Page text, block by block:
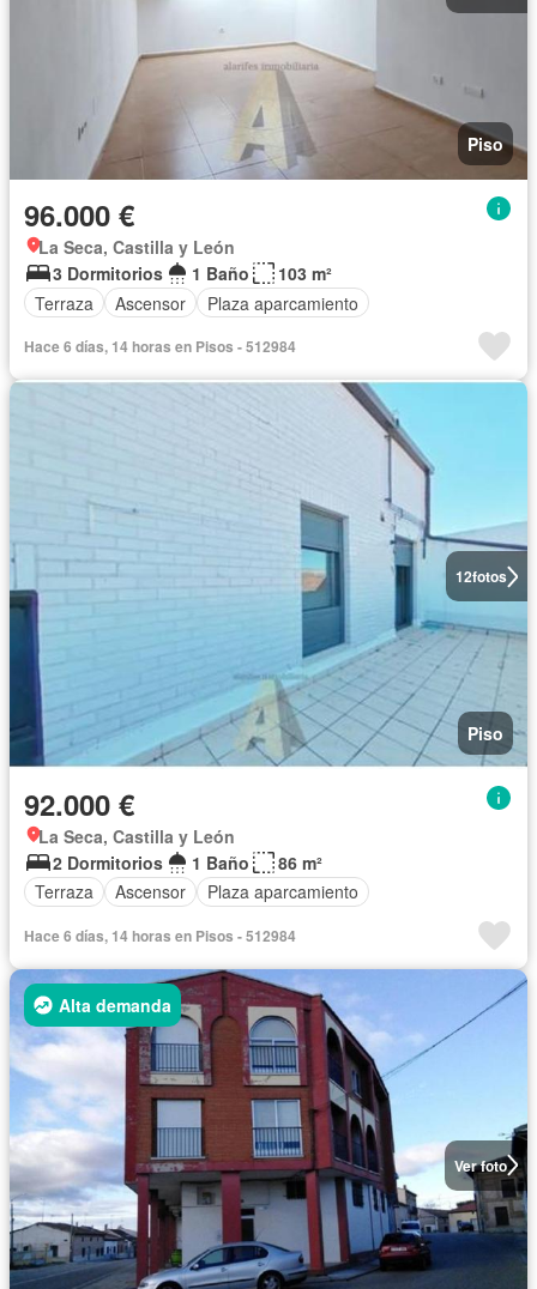
Piso
96.000 €
La Seca, Castilla y León
3 Dormitorios
1 Baño
103 m²
Terraza
Ascensor Plaza aparcamiento
Hace 6 días, 14 horas en Pisos - 512984
12fotos
Piso
92.000 €
La Seca, Castilla y León
2 Dormitorios
1 Baño
86 m²
Terraza
Ascensor Plaza aparcamiento
Hace 6 días, 14 horas en Pisos - 512984
Ver foto
Alta demanda